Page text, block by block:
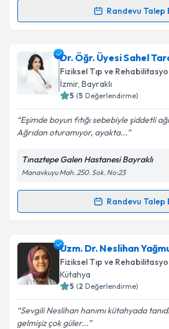
Kişisel verilerimin
kapsamda işlenmesini kabul
Takvim Talebini
Randevu Talep
Randevu Takvimi Talebi
Uzm. Dr. Muharrem Mertiçin
oluşturun. Size bu uzmandan
takvim hazırlandığında e-posta
Kişisel verilerimin işlenmesine
Metni'ni okudum ve kişisel
kapsamda işlenmesini kabul
Dr. Öğr. Üyesi Sahel
Fiziksel Tıp ve
İzmir, Bayraklı
5 (5 Değerlendirme)
Eşimde boyun fıtığı sebebiyle şiddetli
Ağrıdan oturamıyor, ayakta...
Tınaztepe Galen Hastanesi Bayraklı
Manavkuyu Mah. 250. Sok. No:23
Randevu Talep
Randevu Takvimi Talebi
Dr. Öğr. Üyesi Sahel Taravati
talebi oluşturun. Size bu uzmandan
için bir takvim hazırlandığında e-
bilgilendireceğiz.
E-posta Adresiniz
Uzm. Dr. Neslihan
Fiziksel Tıp ve
Kütahya
5 (2 Değerlendirme)
Sevgili Neslihan hanımı kütahyada
gelmişiz çok güler...